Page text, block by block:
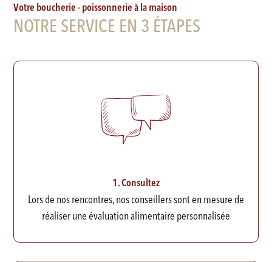
Votre boucherie - poissonnerie à la maison
NOTRE SERVICE EN 3 ÉTAPES
1. Consultez
Lors de nos rencontres, nos conseillers sont en mesure de
réaliser une évaluation alimentaire personnalisée